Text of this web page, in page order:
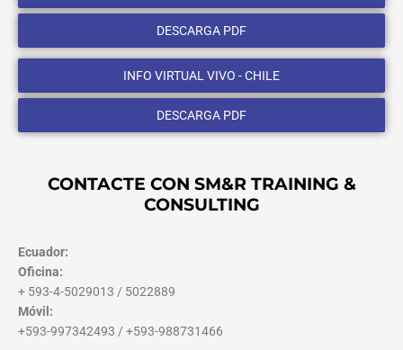
DESCARGA PDF
INFO VIRTUAL VIVO - CHILE
DESCARGA PDF
CONTACTE CON SM&R TRAINING &
CONSULTING
Ecuador:
Oficina:
+ 593-4-5029013 / 5022889
Móvil:
+593-997342493 / +593-988731466